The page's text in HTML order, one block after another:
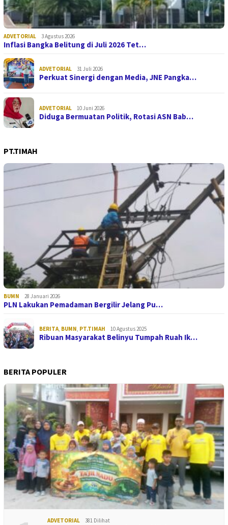
ADVETORIAL 3 Agustus 2026
Inflasi Bangka Belitung di Juli 2026 Tet…
ADVETORIAL 31 Juli 2026
Perkuat Sinergi dengan Media, JNE Pangka…
ADVETORIAL 10 Juni 2026
Diduga Bermuatan Politik, Rotasi ASN Bab…
PT.TIMAH
BUMN 28 Januari 2026
PLN Lakukan Pemadaman Bergilir Jelang Pu…
BERITA BUMN PT.TIMAH 10 Agustus 2025
Ribuan Masyarakat Belinyu Tumpah Ruah Ik…
BERITA POPULER
ADVETORIAL 381 Dilihat